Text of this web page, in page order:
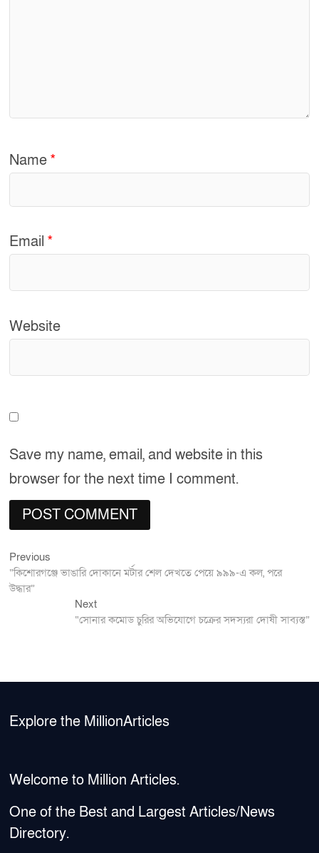
Name*
Email*
Website
Save my name, email, and website in this
browser for the next time I comment.
Post
navigation
Previous
post:
“কিশোরগঞ্জে ভাঙারি দোকানে মর্টার শেল দেখতে পেয়ে ৯৯৯-এ কল, পরে
উদ্ধার”
NextNext
post:
“সোনার কমোড চুরির অভিযোগে চক্রের সদস্যরা দোষী সাব্যস্ত”
Explore the MillionArticles
Welcome to Million Articles.
One of the Best and Largest Articles/News
Directory.